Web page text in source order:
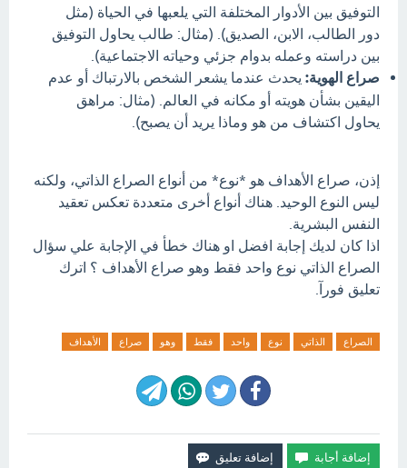
التوفيق بين الأدوار المختلفة التي يلعبها في الحياة (مثل
دور الطالب، الابن، الصديق). (مثال: طالب يحاول التوفيق
بين دراسته وعمله بدوام جزئي وحياته الاجتماعية).
صراع الهوية: يحدث عندما يشعر الشخص بالارتباك أو عدم
اليقين بشأن هويته أو مكانه في العالم. (مثال: مراهق
يحاول اكتشاف من هو وماذا يريد أن يصبح).
إذن، صراع الأهداف هو *نوع* من أنواع الصراع الذاتي، ولكنه
ليس النوع الوحيد. هناك أنواع أخرى متعددة تعكس تعقيد
النفس البشرية.
اذا كان لديك إجابة افضل او هناك خطأ في الإجابة علي سؤال
الصراع الذاتي نوع واحد فقط وهو صراع الأهداف ؟ اترك
تعليق فورآ.
الصراع الذاتي نوع واحد فقط وهو صراع الأهداف